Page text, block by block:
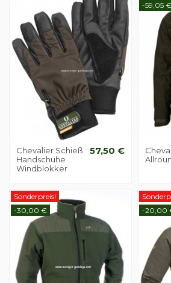
Chevalier Schieß
Handschuhe
Windblokker
57,50 €
-59,05 €
Sonderpreis!
-30,00 €
-20,00